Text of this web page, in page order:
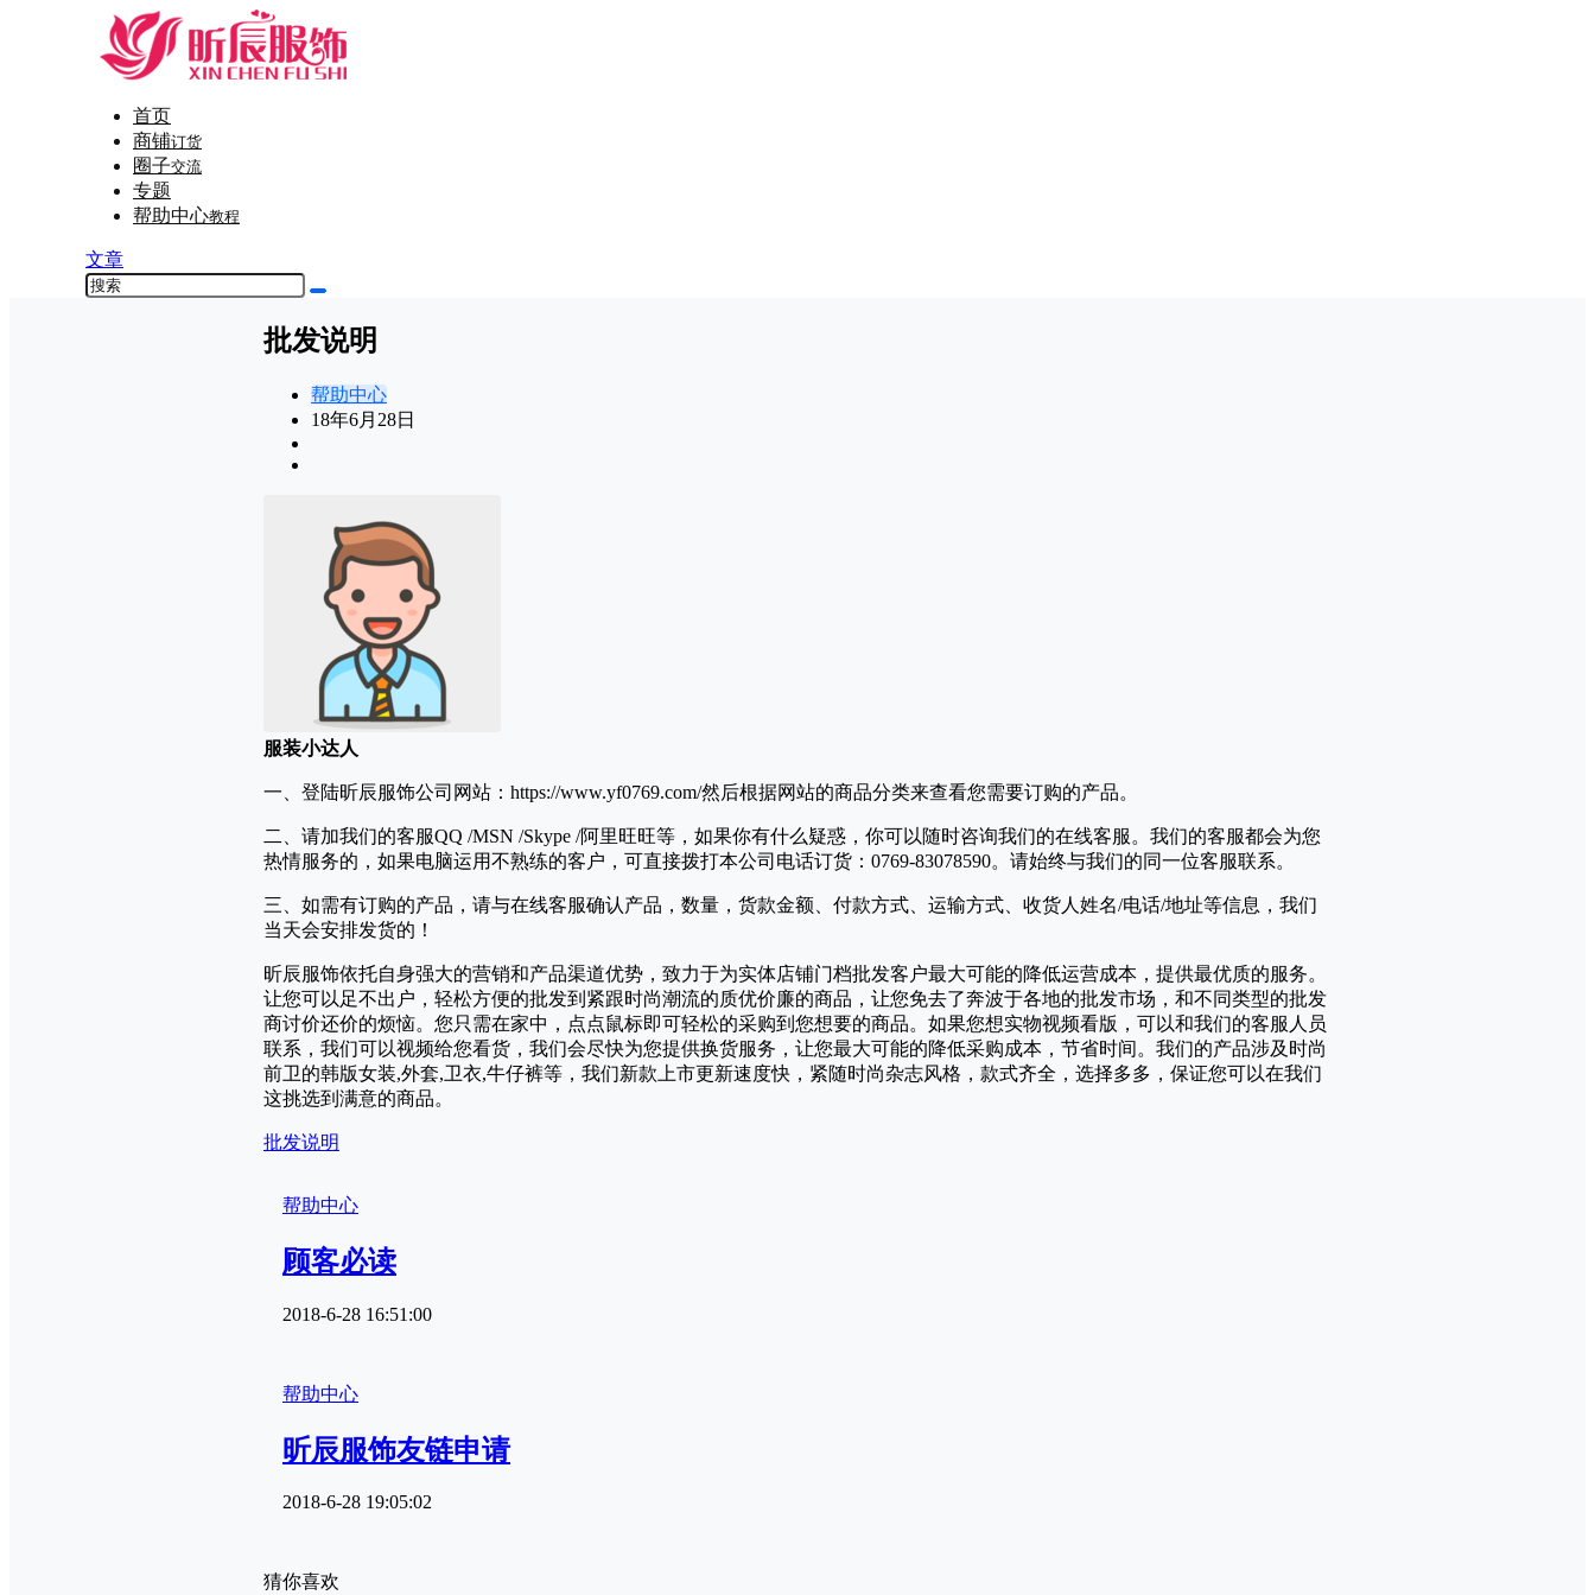
首页
商铺订货
圈子交流
专题
帮助中心教程
文章
批发说明
帮助中心
18年6月28日
服装小达人
一、登陆昕辰服饰公司网站：https://www.yf0769.com/然后根据网站的商品分类来查看您需要订购的产品。
二、请加我们的客服QQ /MSN /Skype /阿里旺旺等，如果你有什么疑惑，你可以随时咨询我们的在线客服。我们的客服都会为您
热情服务的，如果电脑运用不熟练的客户，可直接拨打本公司电话订货：0769-83078590。请始终与我们的同一位客服联系。
三、如需有订购的产品，请与在线客服确认产品，数量，货款金额、付款方式、运输方式、收货人姓名/电话/地址等信息，我们
当天会安排发货的！
昕辰服饰依托自身强大的营销和产品渠道优势，致力于为实体店铺门档批发客户最大可能的降低运营成本，提供最优质的服务。
让您可以足不出户，轻松方便的批发到紧跟时尚潮流的质优价廉的商品，让您免去了奔波于各地的批发市场，和不同类型的批发
商讨价还价的烦恼。您只需在家中，点点鼠标即可轻松的采购到您想要的商品。如果您想实物视频看版，可以和我们的客服人员
联系，我们可以视频给您看货，我们会尽快为您提供换货服务，让您最大可能的降低采购成本，节省时间。我们的产品涉及时尚
前卫的韩版女装,外套,卫衣,牛仔裤等，我们新款上市更新速度快，紧随时尚杂志风格，款式齐全，选择多多，保证您可以在我们
这挑选到满意的商品。
批发说明
帮助中心
顾客必读
2018-6-28 16:51:00
帮助中心
昕辰服饰友链申请
2018-6-28 19:05:02
猜你喜欢